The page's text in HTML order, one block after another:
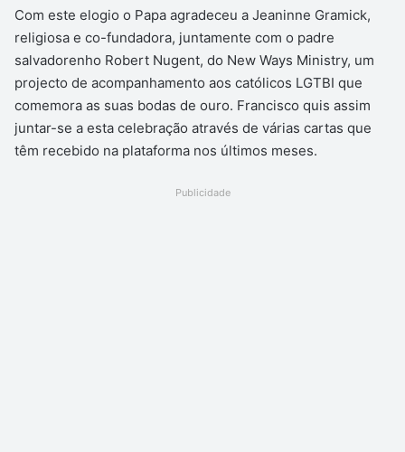
Com este elogio o Papa agradeceu a Jeaninne Gramick,
religiosa e co-fundadora, juntamente com o padre
salvadorenho Robert Nugent, do New Ways Ministry, um
projecto de acompanhamento aos católicos LGTBI que
comemora as suas bodas de ouro. Francisco quis assim
juntar-se a esta celebração através de várias cartas que
têm recebido na plataforma nos últimos meses.
Publicidade